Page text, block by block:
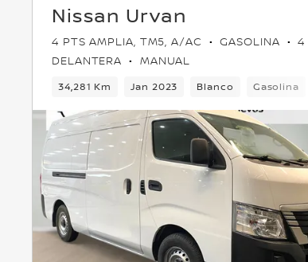
Nissan Urvan
4 PTS AMPLIA, TM5, A/AC GASOLINA
4
DELANTERA
MANUAL
34,281 Km Jan 2023 Blanco Gasolina